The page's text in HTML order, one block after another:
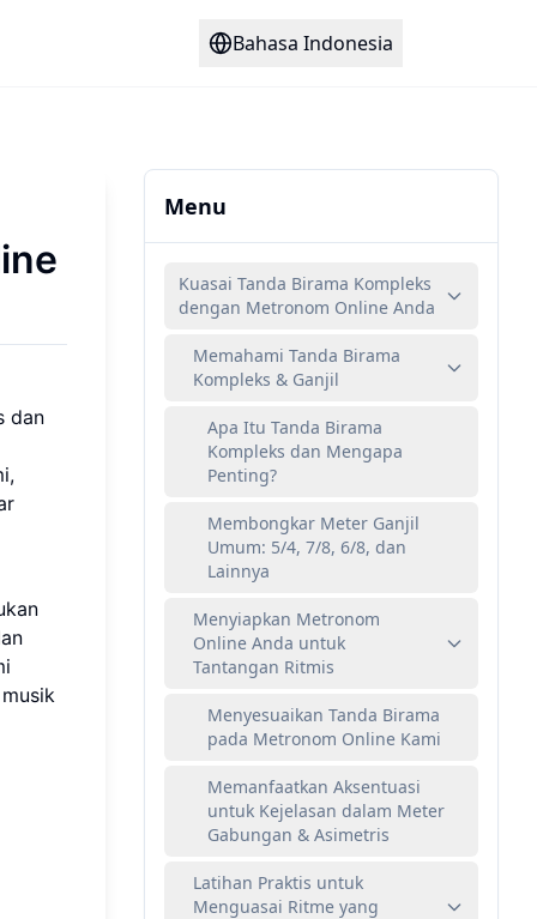
Bahasa Indonesia
dan
Menu
Kuasai Tanda Birama Kompleks
dengan Metronom Online Anda
Memahami Tanda Birama
Kompleks & Ganjil
Apa Itu Tanda Birama
Kompleks dan Mengapa
Penting?
Membongkar Meter Ganjil
Umum: 5/4, 7/8, 6/8, dan
Lainnya
Menyiapkan Metronom
Online Anda untuk
Tantangan Ritmis
Menyesuaikan Tanda Birama
pada Metronom Online Kami
Memanfaatkan Aksentuasi
untuk Kejelasan dalam Meter
Gabungan & Asimetris
Latihan Praktis untuk
Menguasai Ritme yang